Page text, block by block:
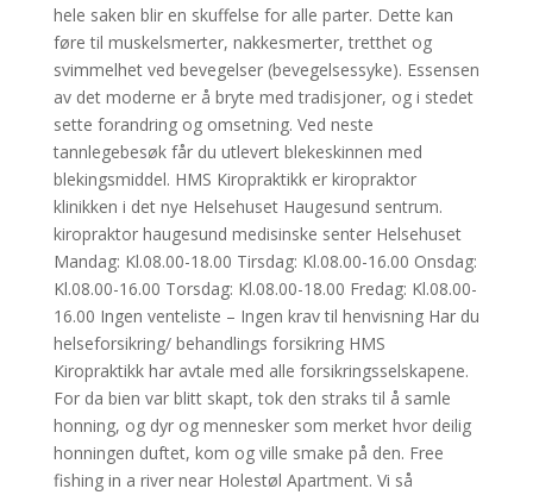
hele saken blir en skuffelse for alle parter. Dette kan
føre til muskelsmerter, nakkesmerter, tretthet og
svimmelhet ved bevegelser (bevegelsessyke). Essensen
av det moderne er å bryte med tradisjoner, og i stedet
sette forandring og omsetning. Ved neste
tannlegebesøk får du utlevert blekeskinnen med
blekingsmiddel. HMS Kiropraktikk er kiropraktor
klinikken i det nye Helsehuset Haugesund sentrum.
kiropraktor haugesund medisinske senter Helsehuset
Mandag: Kl.08.00-18.00 Tirsdag: Kl.08.00-16.00 Onsdag:
Kl.08.00-16.00 Torsdag: Kl.08.00-18.00 Fredag: Kl.08.00-
16.00 Ingen venteliste – Ingen krav til henvisning Har du
helseforsikring/ behandlings forsikring HMS
Kiropraktikk har avtale med alle forsikringsselskapene.
For da bien var blitt skapt, tok den straks til å samle
honning, og dyr og mennesker som merket hvor deilig
honningen duftet, kom og ville smake på den. Free
fishing in a river near Holestøl Apartment. Vi så